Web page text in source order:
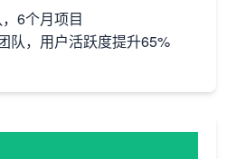
6个月项目
队，用户活跃度提升65%